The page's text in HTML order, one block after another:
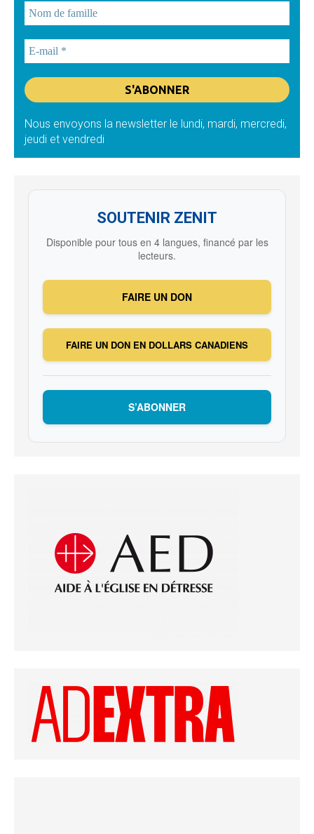
Nous envoyons la newsletter le lundi, mardi, mercredi,
jeudi et vendredi
SOUTENIR ZENIT
Disponible pour tous en 4 langues, financé par les
lecteurs.
FAIRE UN DON
FAIRE UN DON EN DOLLARS CANADIENS
S’ABONNER